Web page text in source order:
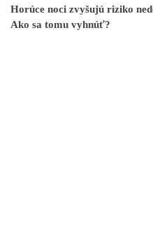
Horúce noci zvyšujú riziko
Ako sa tomu vyhnúť?